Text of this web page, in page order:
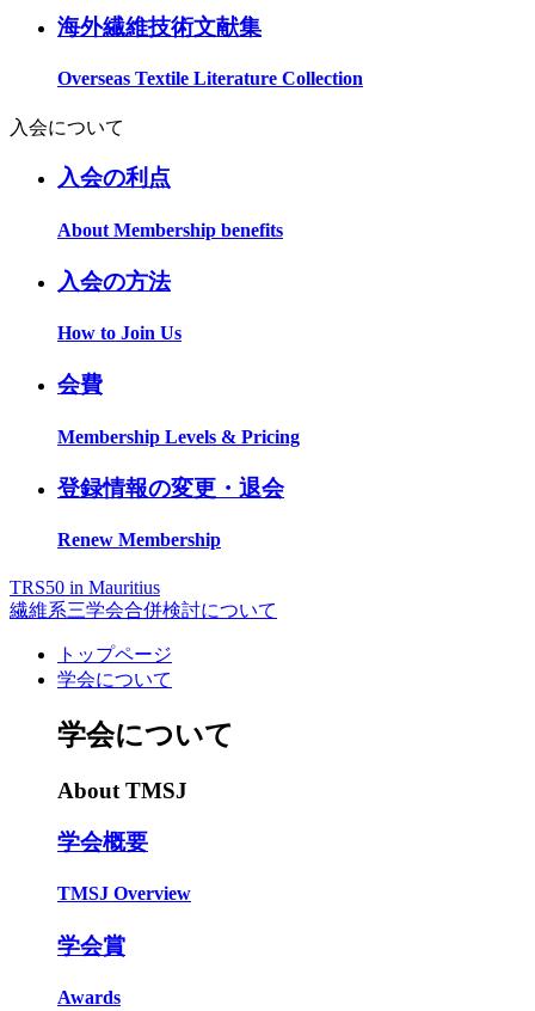
海外繊維技術文献集
Overseas Textile Literature Collection
入会について
入会の利点
About Membership benefits
入会の方法
How to Join Us
会費
Membership Levels & Pricing
登録情報の変更・退会
Renew Membership
TRS50 in Mauritius
繊維系三学会合併検討について
トップページ
学会について
学会について
About TMSJ
学会概要
TMSJ Overview
学会賞
Awards